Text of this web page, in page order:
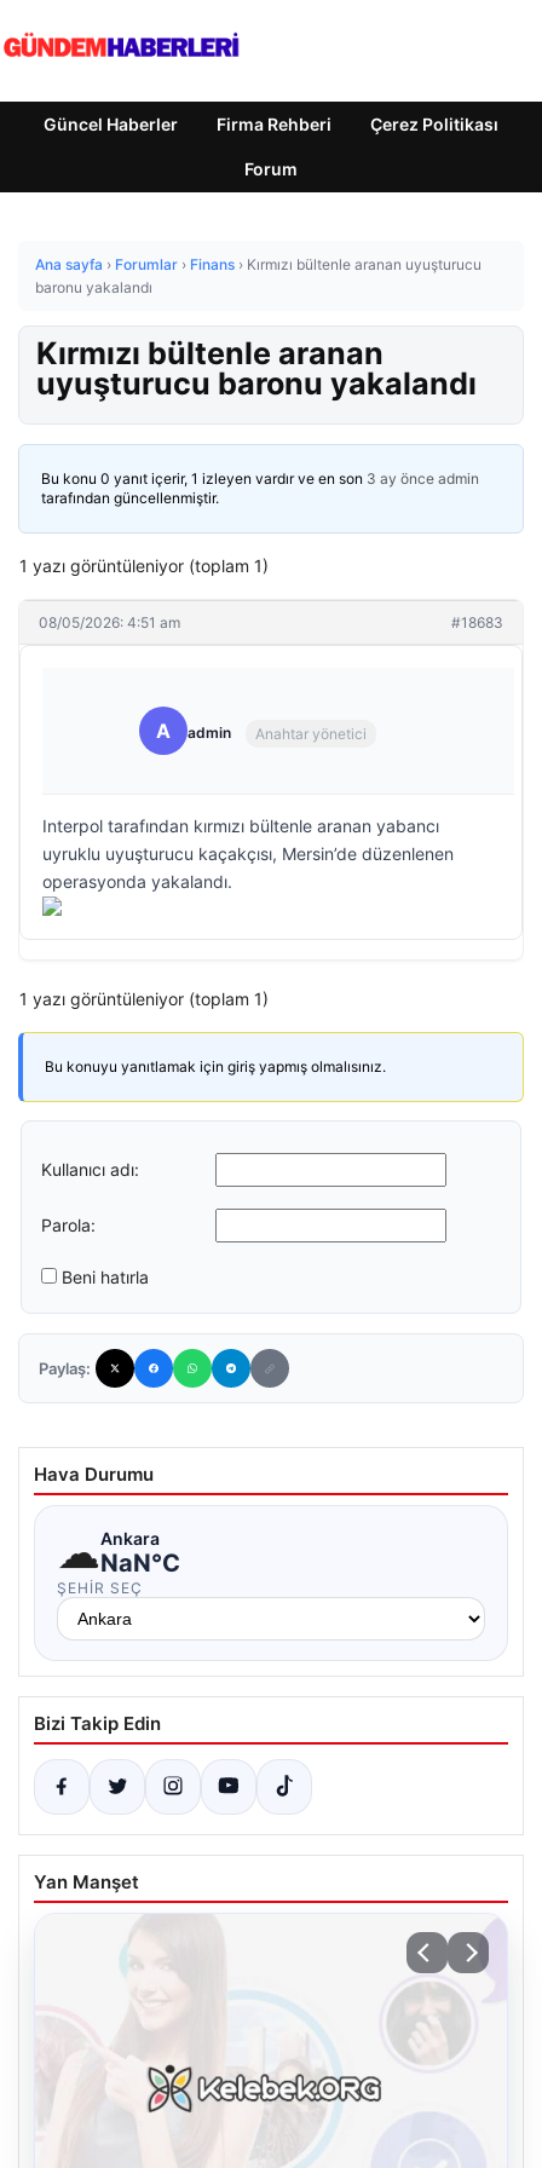
Güncel Haberler Firma Rehberi Çerez Politikası
Forum
Ana sayfa › Forumlar › Finans › Kırmızı bültenle aranan uyuşturucu
baronu yakalandı
Kırmızı bültenle aranan
uyuşturucu baronu yakalandı
Bu konu 0 yanıt içerir, 1 izleyen vardır ve en son 3 ay önce admin
tarafından güncellenmiştir.
1 yazı görüntüleniyor (toplam 1)
08/05/2026: 4:51 am #18683
A admin Anahtar yönetici
Interpol tarafından kırmızı bültenle aranan yabancı
uyruklu uyuşturucu kaçakçısı, Mersin’de düzenlenen
operasyonda yakalandı.
1 yazı görüntüleniyor (toplam 1)
Bu konuyu yanıtlamak için giriş yapmış olmalısınız.
Kullanıcı adı:
Parola:
Beni hatırla
Paylaş:
Hava Durumu
☁Ankara
NaN°C
ŞEHIR SEÇ
Bizi Takip Edin
Yan Manşet